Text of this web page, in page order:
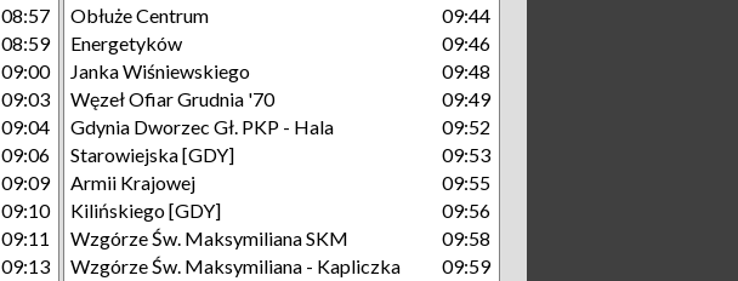
08:57
08:59
09:00
09:03
09:04
09:06
09:09
09:10
09:11
09:13
Obłuże Centrum
09:44
Energetyków
09:46
Janka Wiśniewskiego
09:48
Węzeł Ofiar Grudnia '70
09:49
Gdynia Dworzec Gł. PKP - Hala
09:52
Starowiejska [GDY]
09:53
Armii Krajowej
09:55
Kilińskiego [GDY]
09:56
Wzgórze Św. Maksymiliana SKM
09:58
Wzgórze Św. Maksymiliana - Kapliczka
09:59